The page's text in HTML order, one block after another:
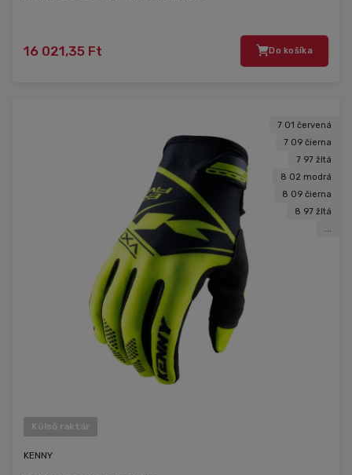
16 021,35 Ft Do košíka
7 01 červená
7 09 čierna
7 97 žltá
8 02 modrá
8 09 čierna
8 97 žltá
...
Külső raktár
KENNY